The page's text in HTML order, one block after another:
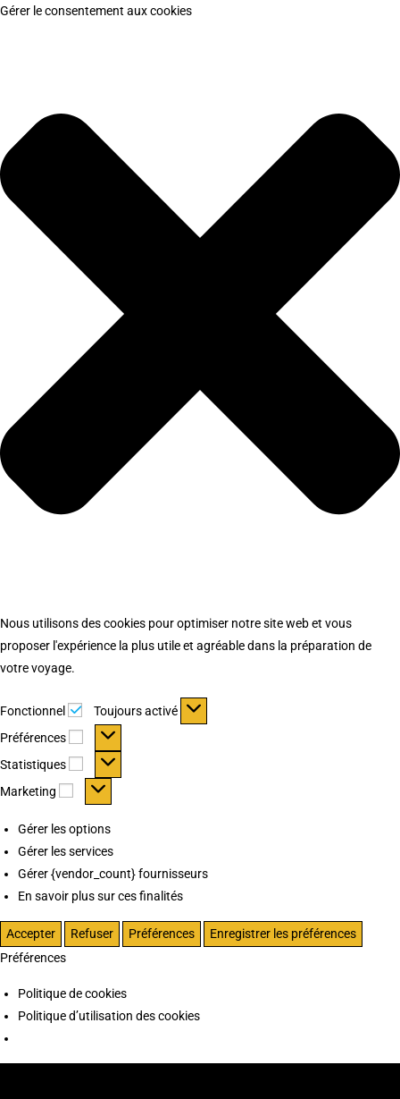
Gérer le consentement aux cookies
Nous utilisons des cookies pour optimiser notre site web et vous
proposer l'expérience la plus utile et agréable dans la préparation de
votre voyage.
Fonctionnel Fonctionnel
Toujours activé
Préférences
Préférences
Statistiques Statistiques
Marketing Marketing
Gérer les options
Gérer les services
Gérer {vendor_count} fournisseurs
En savoir plus sur ces finalités
Accepter Refuser Préférences
Enregistrer les préférences
Préférences
Politique de cookies
Politique d’utilisation des cookies